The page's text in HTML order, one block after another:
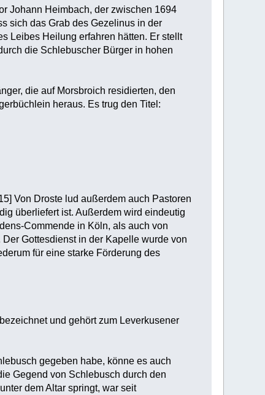
Johann Heimbach, der zwischen 1694
sich das Grab des Gezelinus in der
Leibes Heilung erfahren hätten. Er stellt
die Schlebuscher Bürger in hohen
die auf Morsbroich residierten, den
heraus. Es trug den Titel:
Von Droste lud außerdem auch Pastoren
überliefert ist. Außerdem wird eindeutig
Commende in Köln, als auch von
Gottesdienst in der Kapelle wurde von
für eine starke Förderung des
und gehört zum Leverkusener
gegeben habe, könne es auch
Gegend von Schlebusch durch den
dem Altar springt, war seit